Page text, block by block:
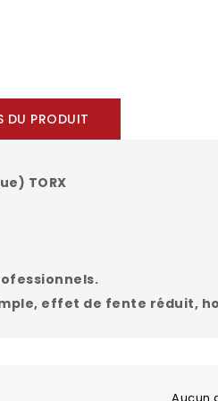
DU PRODUIT
TORX
effet de fente réduit,